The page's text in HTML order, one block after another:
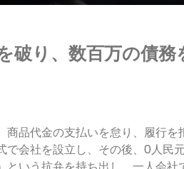
破り、数百万の債
品代金の支払いを怠り、履行
会社を設立し、その後、0人民